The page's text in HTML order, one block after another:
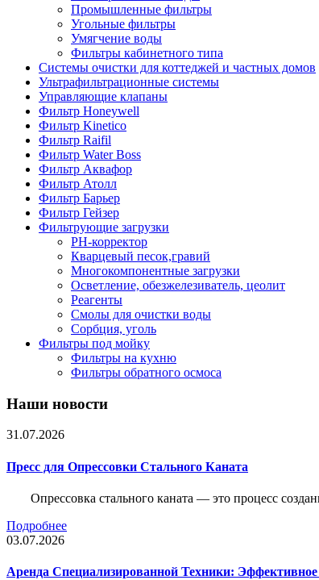
Промышленные фильтры
Угольные фильтры
Умягчение воды
Фильтры кабинетного типа
Системы очистки для коттеджей и частных домов
Ультрафильтрационные системы
Управляющие клапаны
Фильтр Honeywell
Фильтр Kinetico
Фильтр Raifil
Фильтр Water Boss
Фильтр Аквафор
Фильтр Атолл
Фильтр Барьер
Фильтр Гейзер
Фильтрующие загрузки
PH-корректор
Кварцевый песок,гравий
Многокомпонентные загрузки
Осветление, обезжелезиватель, цеолит
Реагенты
Смолы для очистки воды
Сорбция, уголь
Фильтры под мойку
Фильтры на кухню
Фильтры обратного осмоса
Наши новости
31.07.2026
Пресс для Опрессовки Стального Каната
Опрессовка стального каната — это процесс
Подробнее
03.07.2026
Аренда Специализированной Техники: